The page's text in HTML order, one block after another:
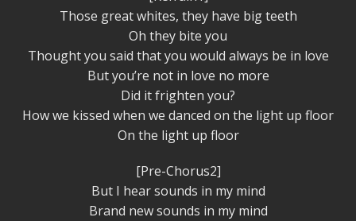
Those great whites, they have big teeth
Oh they bite you
Thought you said that you would always be in love
But you’re not in love no more
Did it frighten you?
How we kissed when we danced on the light up floor
On the light up floor
[Pre-Chorus2]
But I hear sounds in my mind
Brand new sounds in my mind